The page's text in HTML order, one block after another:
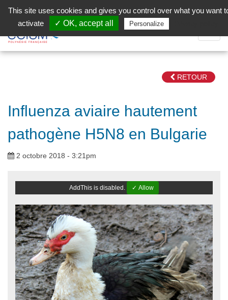
Facebook (Customer Chat) is disabled.
la
RETOUR
Influenza aviaire hautement
pathogène H5N8 en Bulgarie
2 octobre 2018 - 3:21pm
AddThis is disabled. ✓ Allow
This site uses cookies and gives you control over what you want
activate
✓ OK, accept all Personalize